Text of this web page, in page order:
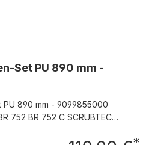
Set PU 890 mm -
890 mm - 9099855000
752 BR 752 C SCRUBTEC